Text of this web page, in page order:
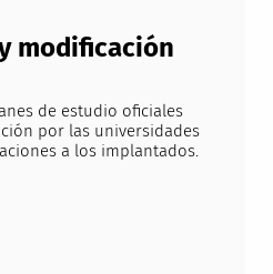
modificación
de estudio oficiales
por las universidades
a los implantados.